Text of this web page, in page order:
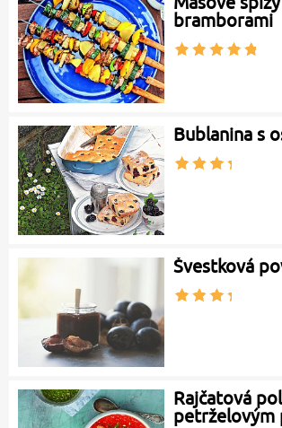
bramborami
Bublanina s
Švestková
Rajčatová
petrželovým